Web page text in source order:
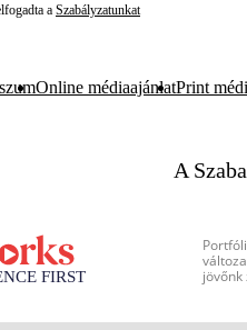
a Szabályzatunkat
Online médiaajánlatPrint
A
jövőnk